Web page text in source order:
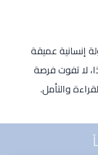
إنسانية عميقة
لا تفوت فرصة
والتأمل.